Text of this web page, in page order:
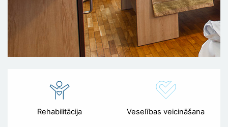
Rehabilitācija Veselības veicināšana